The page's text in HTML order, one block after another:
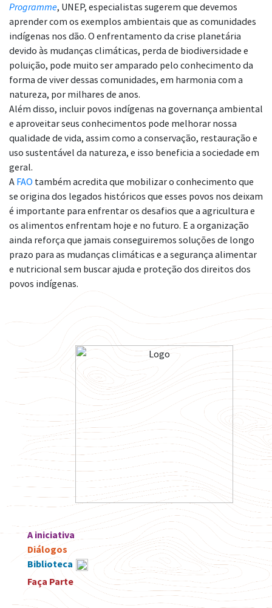
Programme, UNEP, especialistas sugerem que devemos
aprender com os exemplos ambientais que as comunidades
indígenas nos dão. O enfrentamento da crise planetária
devido às mudanças climáticas, perda de biodiversidade e
poluição, pode muito ser amparado pelo conhecimento da
forma de viver dessas comunidades, em harmonia com a
natureza, por milhares de anos.
Além disso, incluir povos indígenas na governança ambiental
e aproveitar seus conhecimentos pode melhorar nossa
qualidade de vida, assim como a conservação, restauração e
uso sustentável da natureza, e isso beneficia a sociedade em
geral.
A FAO também acredita que mobilizar o conhecimento que
se origina dos legados históricos que esses povos nos deixam
é importante para enfrentar os desafios que a agricultura e
os alimentos enfrentam hoje e no futuro. E a organização
ainda reforça que jamais conseguiremos soluções de longo
prazo para as mudanças climáticas e a segurança alimentar
e nutricional sem buscar ajuda e proteção dos direitos dos
povos indígenas.
A iniciativa
Diálogos
Biblioteca
Faça Parte